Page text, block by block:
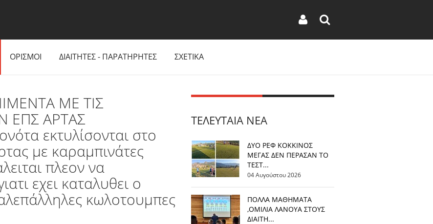
ΟΡΙΣΜΟΙ ΔΙΑΙΤΗΤΕΣ - ΠΑΡΑΤΗΡΗΤΕΣ ΣΧΕΤΙΚΑ
ΜΕ ΤΙΣ
ΕΠΣ ΑΡΤΑΣ
εκτυλίσονται στο
με καραμπινάτες
πλεον να
εχει καταλυθει ο
κωλοτουμπες
ΤΕΛΕΥΤΑΊΑ ΝΈΑ
ΔΥΟ ΡΕΦ ΚΟΚΚΙΝΟΣ
ΜΕΓΑΣ ΔΕΝ ΠΕΡΑΣΑΝ ΤΟ
ΤΕΣΤ...
04 Αυγούστου 2026
ΠΟΛΛΑ ΜΑΘΗΜΑΤΑ
,ΟΜΙΛΙΑ ΛΑΝΟΥΑ ΣΤΟΥΣ
ΔΙΑΙΤΗ...